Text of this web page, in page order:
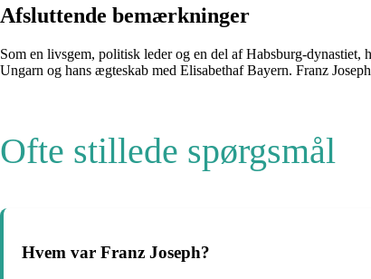
Afsluttende bemærkninger
Som en livsgem, politisk leder og en del af Habsburg-
Ungarn og hans ægteskab med Elisabethaf Bayern. Franz
Ofte stillede spørgsmål
Hvem var Franz Joseph?